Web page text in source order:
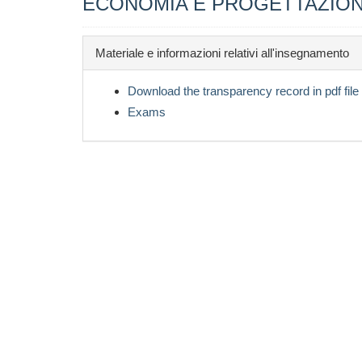
Materiale e informazioni relativi all'insegnamento
Download the transparency record in pdf file
Exams